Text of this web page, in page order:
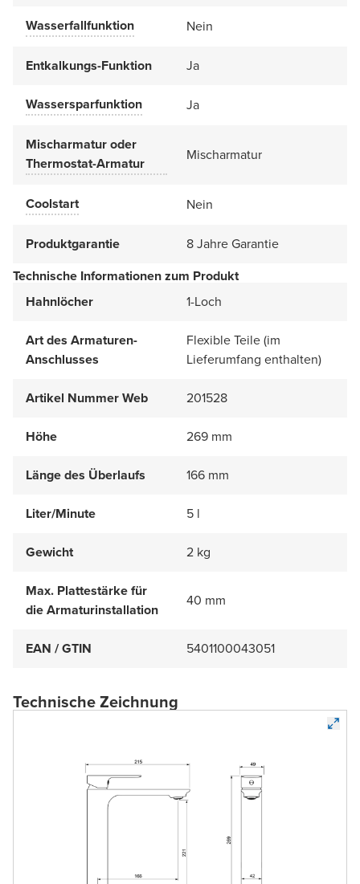
Wasserfallfunktion Nein
Entkalkungs-Funktion Ja
Wassersparfunktion Ja
Mischarmatur oder
Thermostat-Armatur
Mischarmatur
Coolstart Nein
Produktgarantie
8 Jahre Garantie
Technische Informationen zum Produkt
Hahnlöcher
1-Loch
Art des Armaturen-
Anschlusses
Flexible Teile (im
Lieferumfang enthalten)
Artikel Nummer Web 201528
Höhe 269 mm
Länge des Überlaufs 166 mm
Liter/Minute 5 l
Gewicht 2 kg
Max. Plattestärke für
die Armaturinstallation
40 mm
EAN / GTIN 5401100043051
Technische Zeichnung